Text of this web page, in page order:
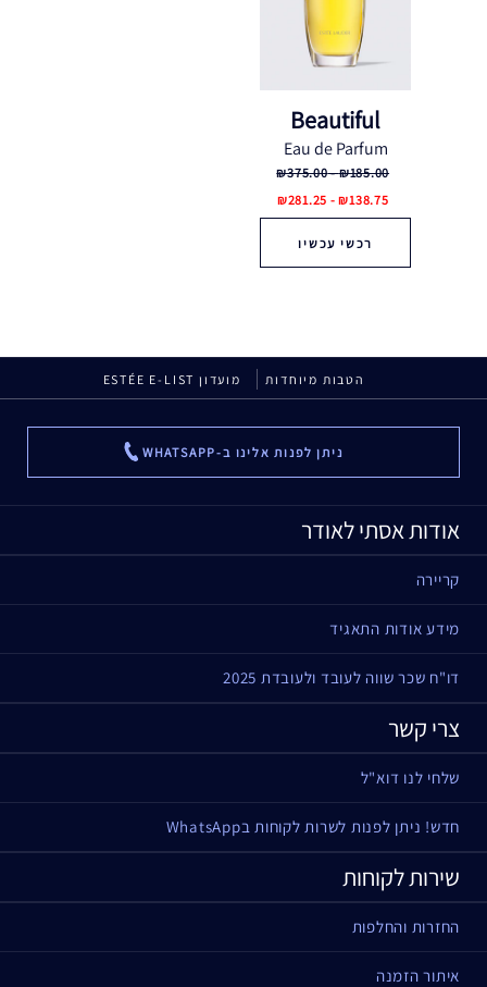
Beautiful
Eau de Parfum
₪185.00 - ₪375.00
₪138.75 - ₪281.25
רכשי עכשיו
הטבות מיוחדות מועדון ESTÉE E-LIST
ניתן לפנות אלינו ב-WHATSAPP ...
אודות אסתי לאודר
קריירה
מידע אודות התאגיד
דו"ח שכר שווה לעובד ולעובדת 2025
צרי קשר
שלחי לנו דוא"ל
חדש! ניתן לפנות לשרות לקוחות בWhatsApp
שירות לקוחות
החזרות והחלפות
איתור הזמנה